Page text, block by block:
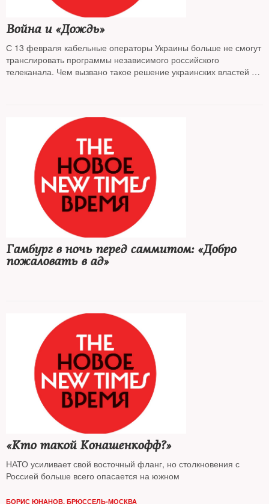
Война и «Дождь»
С 13 февраля кабельные операторы Украины больше не смогут
транслировать программы независимого российского
телеканала. Чем вызвано такое решение украинских властей и
Гамбург в ночь перед саммитом: «Добро
пожаловать в ад»
«Кто такой Конашенкофф?»
НАТО усиливает свой восточный фланг, но столкновения с
Россией больше всего опасается на южном
БОРИС ЮНАНОВ, БРЮССЕЛЬ-МОСКВА